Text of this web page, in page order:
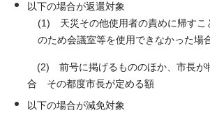
以下の場合が返還対象
(1) 天災その他使用者の責めに帰すこ
のため会議室等を使用できなかった
(2) 前号に掲げるもののほか、市長が
合 その都度市長が定める額
以下の場合が減免対象